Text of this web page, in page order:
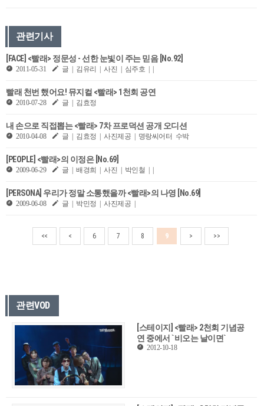
관련기사
[FACE] <빨래> 정문성 - 선한 눈빛이 주는 믿음 [No.92]
2011-05-31 글 | 김유리 | 사진 | 심주호 | |
빨래 천번 했어요! 뮤지컬 <빨래> 1천회 공연
2010-07-28 글 | 김효정
내 손으로 직접뽑는 <빨래> 7차 프로덕션 공개 오디션
2010-04-08 글 | 김효정 | 사진제공 | 명랑씨어터 수박
[PEOPLE] <빨래>의 이정은 [No.69]
2009-06-29 글 | 배경희 | 사진 | 박인철 | |
[PERSONA] 우리가 정말 소통했을까 <빨래>의 나영 [No.69]
2009-06-08 글 | 박민정 | 사진제공 |
<< < 6 7 8 9 > >>
관련VOD
[스테이지] <빨래> 2천회 기념공
연 중에서 `비오는 날이면`
2012-10-18